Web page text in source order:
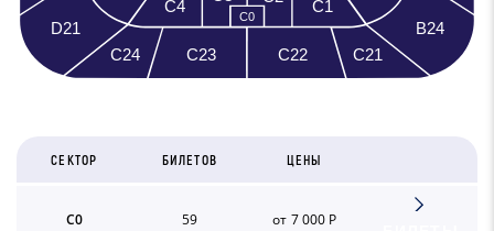
C1
C4
C0
B24
C21
C22
C23
C24
D21
СЕКТОР БИЛЕТОВ ЦЕНЫ
C0 59 от 7 000 Р